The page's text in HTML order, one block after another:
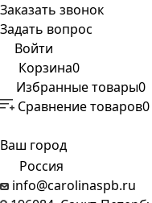
Заказать звонок
Задать вопрос
Войти
Корзина0
Избранные товары0
Сравнение товаров0
Ваш город
Россия
info@carolinaspb.ru